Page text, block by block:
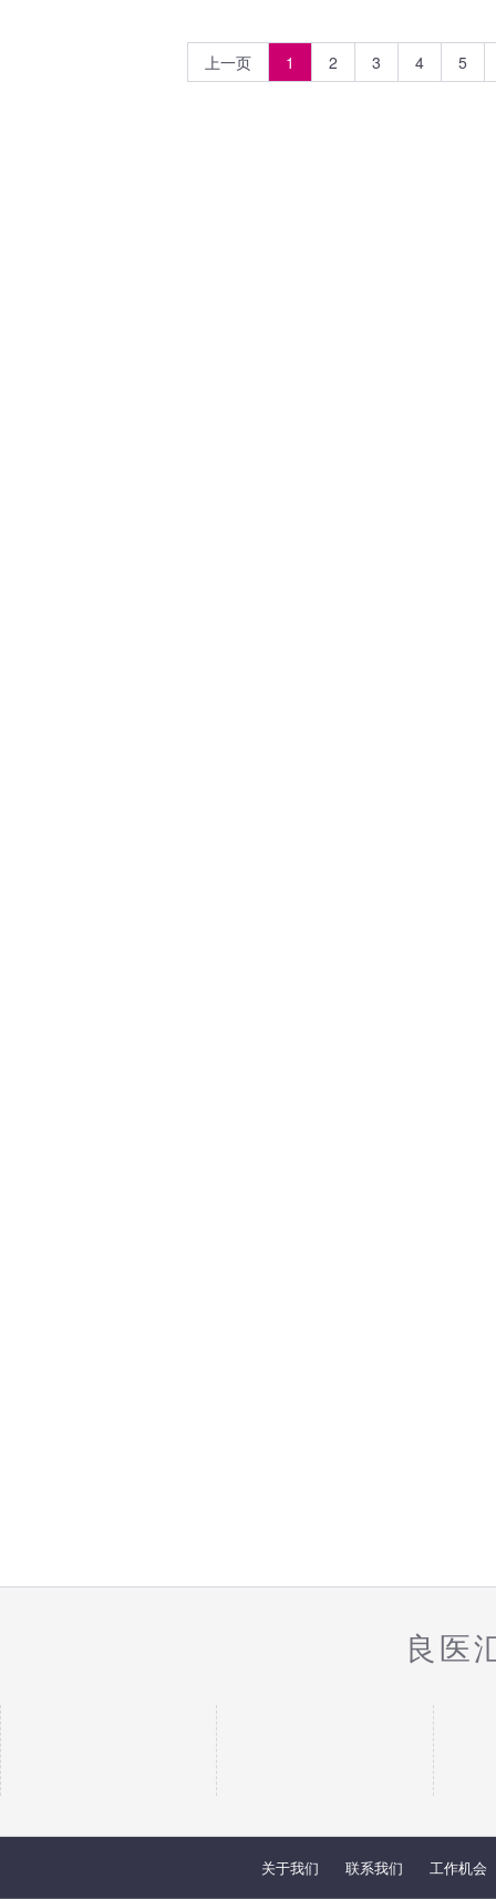
上一页 1 2 3 4 5
良医
关于我们 联系我们 工作机会